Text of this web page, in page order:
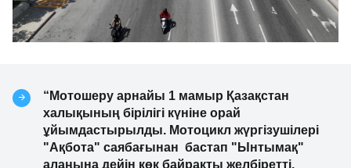
“Мотошеру арнайы 1 мамыр Қазақстан
халықының бірілігі күніне орай
ұйымдастырылды. Мотоцикл жүргізушілері
"Ақбота" саябағынан бастап "Ынтымақ"
алаңына дейін көк байрақты желбіретті.